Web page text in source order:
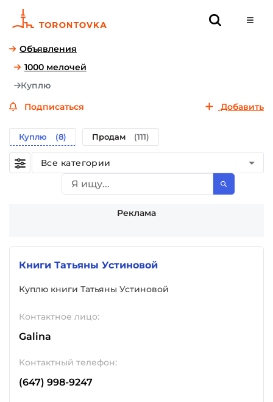
Объявления
1000 мелочей
Куплю
Подписаться
Добавить
Куплю (8) Продам (111)
Все категории
Реклама
Книги Татьяны Устиновой
Куплю книги Татьяны Устиновой
Контактное лицо:
Galina
Контактный телефон:
(647) 998-9247